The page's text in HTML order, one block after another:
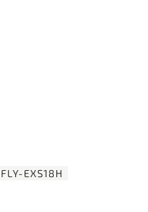
FLY-EXS18H